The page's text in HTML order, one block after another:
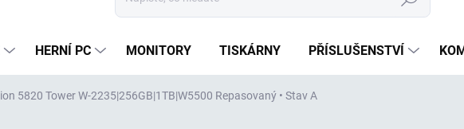
HERNÍ PC MONITORY TISKÁRNY PŘÍSLUŠENSTVÍ
5820 Tower W-2235|256GB|1TB|W5500 Repasovaný • Stav A